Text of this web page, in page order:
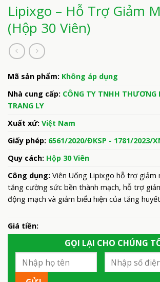
Lipixgo – Hỗ Trợ Giảm
(Hộp 30 Viên)
Mã sản phẩm: Không áp dụng
Nhà cung cấp: CÔNG TY TNHH THƯƠNG
TRANG LY
Xuất xứ: Việt Nam
Giấy phép: 6561/2020/ĐKSP - 1781/2023/
Quy cách: Hộp 30 Viên
Công dụng: Viên Uống Lipixgo hỗ trợ giảm
tăng cường sức bền thành mạch, hỗ trợ
động mạch và giảm biểu hiện của tăng
Giá tiền:
GỌI LẠI CHO CHÚNG